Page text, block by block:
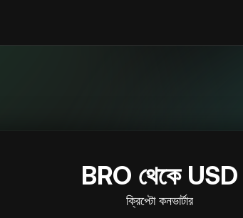
BRO থেকে USD
ক্রিপ্টো কনভার্টার